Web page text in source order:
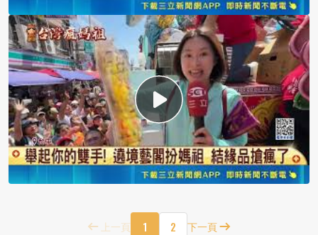
上一頁 1 2 下一頁